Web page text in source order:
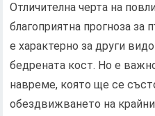
Отличителна черта на
благоприятна прогноза за
е характерно за други
бедрената кост. Но е
навреме, която ще се
обездвижването на